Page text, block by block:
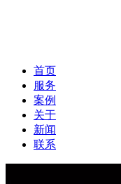
首页
服务
案例
关于
新闻
联系